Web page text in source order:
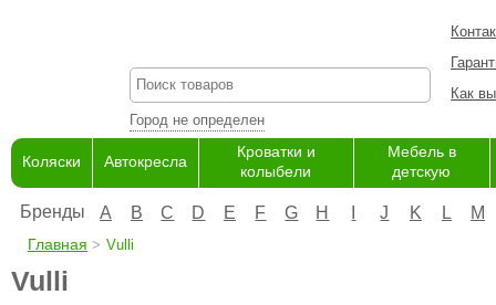
Город не определен
Как
Коляски Автокресла
Кроватки и
колыбели
Мебель в
детскую
Бренды A B C D E F G H J K L M
Главная Vulli
Vulli